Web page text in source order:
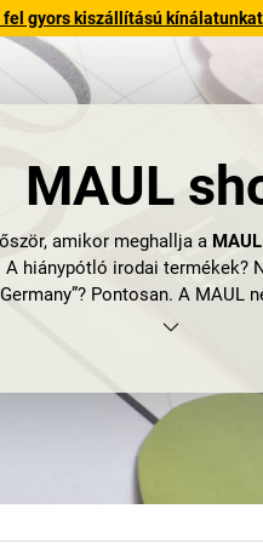
fel gyors kiszállítású
MAUL
amikor meghallja a MAUL
A hiánypótló irodai termékek?
Pontosan. A MAUL
széleskörű munkahelyi
nagyfokú
nyújtja. Nem számít, hogy
csak egy fehér táblát vásárol.
koncentrálnak: a formára és a